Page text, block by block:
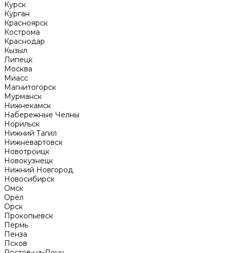
Курск
Курган
Красноярск
Кострома
Краснодар
Кызыл
Липецк
Москва
Миасс
Магнитогорск
Мурманск
Нижнекамск
Набережные Челны
Норильск
Нижний Тагил
Нижневартовск
Новотроицк
Новокузнецк
Нижний Новгород
Новосибирск
Омск
Орёл
Орск
Прокопьевск
Пермь
Пенза
Псков